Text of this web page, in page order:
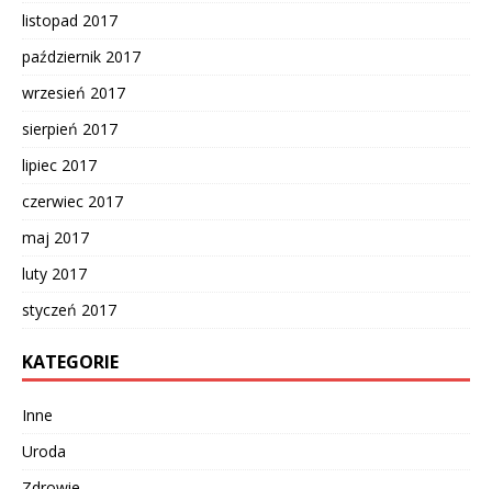
listopad 2017
październik 2017
wrzesień 2017
sierpień 2017
lipiec 2017
czerwiec 2017
maj 2017
luty 2017
styczeń 2017
KATEGORIE
Inne
Uroda